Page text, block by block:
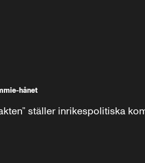
hånet
ställer inrikespolitiska